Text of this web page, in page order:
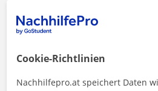
Cookie-Richtlinien
Nachhilfepro.at speichert Daten